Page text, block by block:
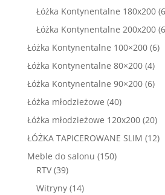
Łóżka Kontynentalne 180x200
Łóżka Kontynentalne 200x200
Łóżka Kontynentalne 100×200 66
Łóżka Kontynentalne 80×200 44
Łóżka Kontynentalne 90×200 66
Łóżka młodzieżowe 4040
produktów
Łóżka młodzieżowe 120x200 2020
ŁÓŻKA TAPICEROWANE SLIM 1212
Meble do salonu 150150
RTV 3939
produktów
Witryny 1414